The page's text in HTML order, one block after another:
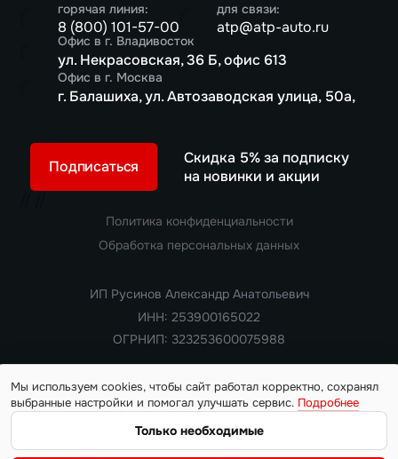
горячая линия:
8 (800) 101-57-00
для связи:
atp@atp-auto.ru
Офис в г. Владивосток
ул. Некрасовская, 36 Б, офис 613
Офис в г. Москва
г. Балашиха, ул. Автозаводская улица, 50а,
Скидка 5% за подписку
на новинки и акции
Подписаться
Copyright 2018 — 2026. Все права защищены
Информация на сайте носит ознакомительный характер и не
Политика конфиденциальности
Обработка персональных данных
ИП Русинов Александр Анатольевич
ИНН: 253900165022
ОГРНИП: 323253600075988
Мы используем cookies, чтобы сайт работал корректно, сохранял
выбранные настройки и помогал улучшать сервис. Подробнее
Только необходимые